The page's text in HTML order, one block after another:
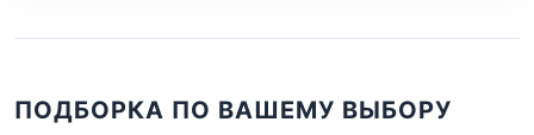
ПОДБОРКА ПО ВАШЕМУ ВЫБОРУ